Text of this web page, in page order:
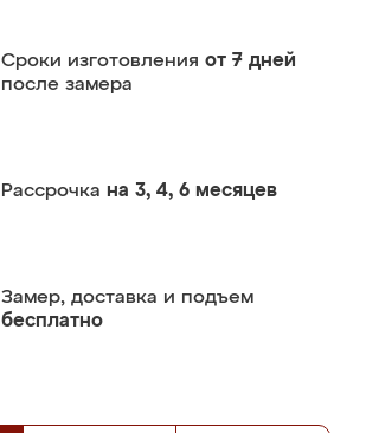
Сроки изготовления от 7 дней
после замера
Рассрочка на 3, 4, 6 месяцев
Замер, доставка и подъем
бесплатно